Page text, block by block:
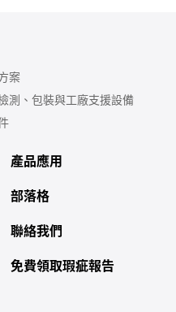
案
測、包裝與工廠支援設備
產品應用
部落格
聯絡我們
免費領取瑕疵報告